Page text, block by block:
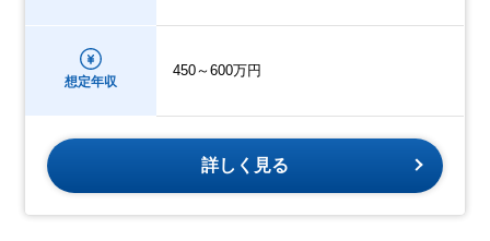
想定年収
450～600万円
詳しく見る